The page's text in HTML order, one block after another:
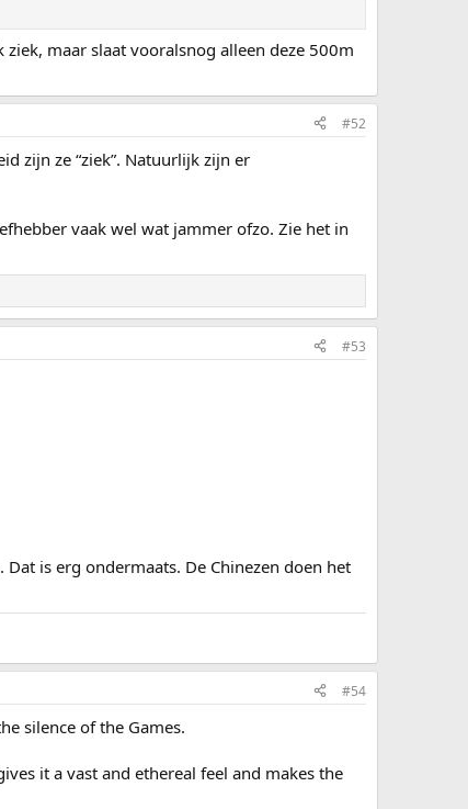
maar slaat vooralsnog alleen deze 500m
#52
zijn ze “ziek”. Natuurlijk zijn er
vaak wel wat jammer ofzo. Zie het in
#53
is erg ondermaats. De Chinezen doen het
#54
silence of the Games.
it a vast and ethereal feel and makes the